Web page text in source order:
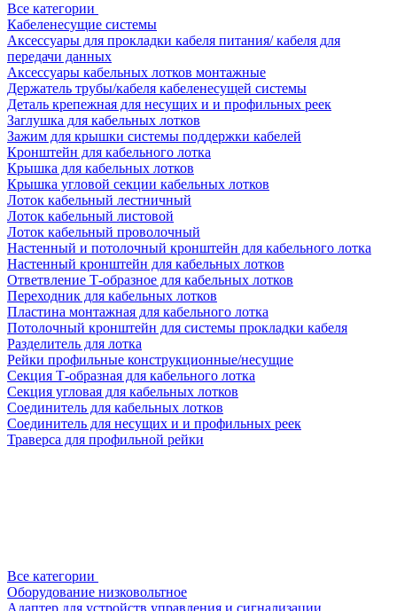
Все категории
Кабеленесущие системы
Аксессуары для прокладки кабеля питания/ кабеля для
передачи данных
Аксессуары кабельных лотков монтажные
Держатель трубы/кабеля кабеленесущей системы
Деталь крепежная для несущих и и профильных реек
Заглушка для кабельных лотков
Зажим для крышки системы поддержки кабелей
Кронштейн для кабельного лотка
Крышка для кабельных лотков
Крышка угловой секции кабельных лотков
Лоток кабельный лестничный
Лоток кабельный листовой
Лоток кабельный проволочный
Настенный и потолочный кронштейн для кабельного лотка
Настенный кронштейн для кабельных лотков
Ответвление Т-образное для кабельных лотков
Переходник для кабельных лотков
Пластина монтажная для кабельного лотка
Потолочный кронштейн для системы прокладки кабеля
Разделитель для лотка
Рейки профильные конструкционные/несущие
Секция Т-образная для кабельного лотка
Секция угловая для кабельных лотков
Соединитель для кабельных лотков
Соединитель для несущих и и профильных реек
Траверса для профильной рейки
Все категории
Оборудование низковольтное
Адаптер для устройств управления и сигнализации